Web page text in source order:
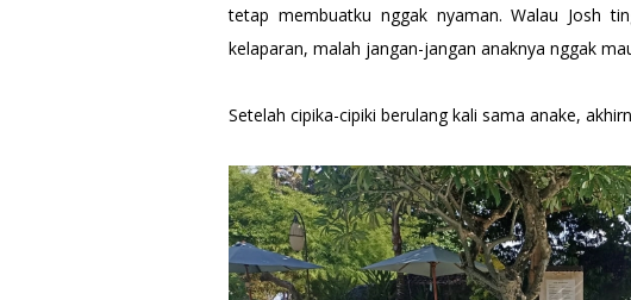
tetap membuatku nggak nyaman. Walau Josh
kelaparan, malah jangan-jangan anaknya nggak
Setelah cipika-cipiki berulang kali sama anake,